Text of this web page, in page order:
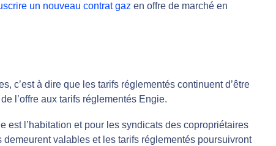
un nouveau contrat gaz en offre de marché en
c’est à dire que les tarifs réglementés continuent d’être
l’offre aux tarifs réglementés Engie.
est l’habitation et pour les syndicats des copropriétaires
valables et les tarifs réglementés poursuivront